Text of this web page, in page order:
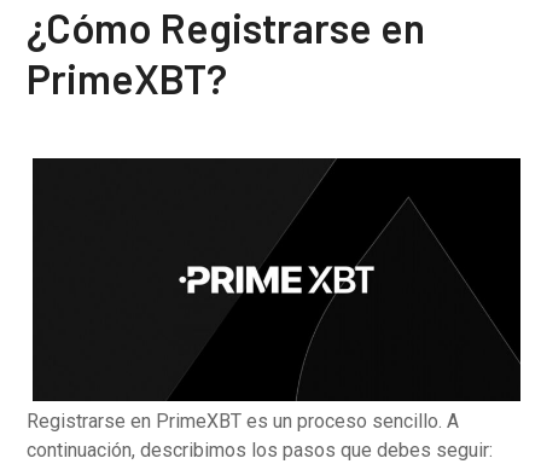
¿Cómo Registrarse en
PrimeXBT?
Registrarse en PrimeXBT es un proceso sencillo. A
continuación, describimos los pasos que debes seguir: